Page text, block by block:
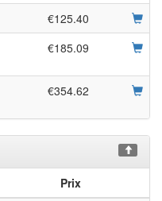
€125.40
€185.09
€354.62
Prix